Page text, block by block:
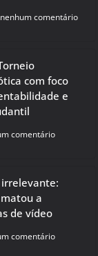
nenhum comentário
com foco
e
comentário
a
de vídeo
comentário